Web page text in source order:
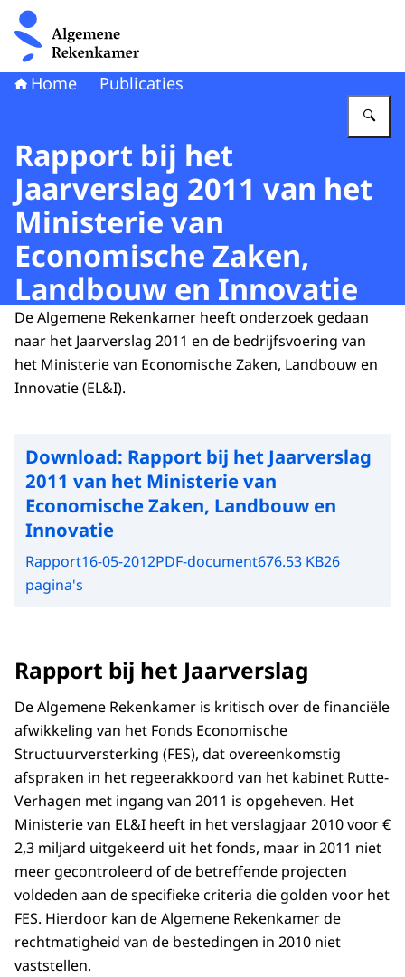
Naar de homepage van Algemene Rekenkamer
Home Publicaties
Rapport bij het
Jaarverslag 2011 van het
Ministerie van
Economische Zaken,
Landbouw en Innovatie
De Algemene Rekenkamer heeft onderzoek gedaan
naar het Jaarverslag 2011 en de bedrijfsvoering van
het Ministerie van Economische Zaken, Landbouw en
Innovatie (EL&I).
Download: Rapport bij het Jaarverslag
2011 van het Ministerie van
Economische Zaken, Landbouw en
Innovatie
Rapport16-05-2012PDF-document676.53 KB26
pagina's
Rapport bij het Jaarverslag
De Algemene Rekenkamer is kritisch over de financiële
afwikkeling van het Fonds Economische
Structuurversterking (FES), dat overeenkomstig
afspraken in het regeerakkoord van het kabinet Rutte-
Verhagen met ingang van 2011 is opgeheven. Het
Ministerie van EL&I heeft in het verslagjaar 2010 voor €
2,3 miljard uitgekeerd uit het fonds, maar in 2011 niet
meer gecontroleerd of de betreffende projecten
voldeden aan de specifieke criteria die golden voor het
FES. Hierdoor kan de Algemene Rekenkamer de
rechtmatigheid van de bestedingen in 2010 niet
vaststellen.